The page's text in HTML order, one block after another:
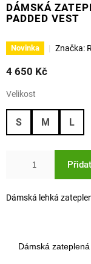
DÁMSKÁ
PADDED VEST
Novinka Značka:
4 650 Kč
Velikost
S M L
Dámská lehká
Dámská